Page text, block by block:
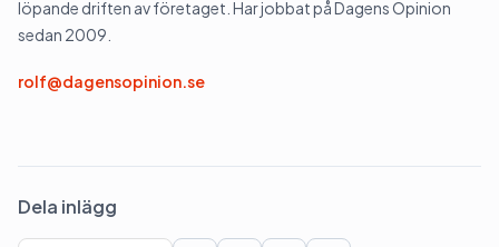
löpande driften av företaget. Har jobbat på Dagens Opinion
sedan 2009.
rolf@dagensopinion.se
Dela inlägg